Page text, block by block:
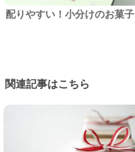
配りやすい！小分けのお菓子
関連記事はこちら